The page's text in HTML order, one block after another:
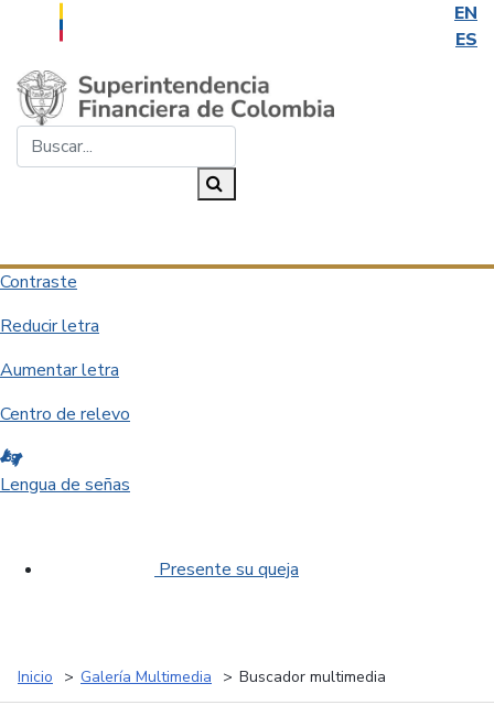
EN
ES
Saltar al contenido principal
Contraste
Reducir letra
Aumentar letra
Centro de relevo
Lengua de señas
Presente su queja
Inicio Galería Multimedia Buscador multimedia